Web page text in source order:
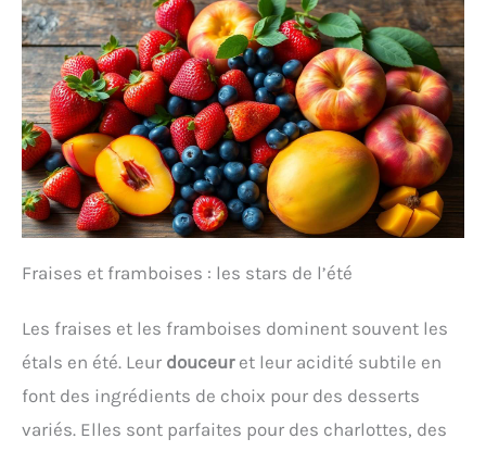
Fraises et framboises : les stars de l’été
Les fraises et les framboises dominent souvent les
étals en été. Leur douceuret leur acidité subtile en
font des ingrédients de choix pour des desserts
variés. Elles sont parfaites pour des charlottes, des